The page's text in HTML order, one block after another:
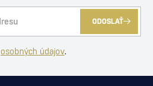
ODOSLAŤ
osobných údajov.